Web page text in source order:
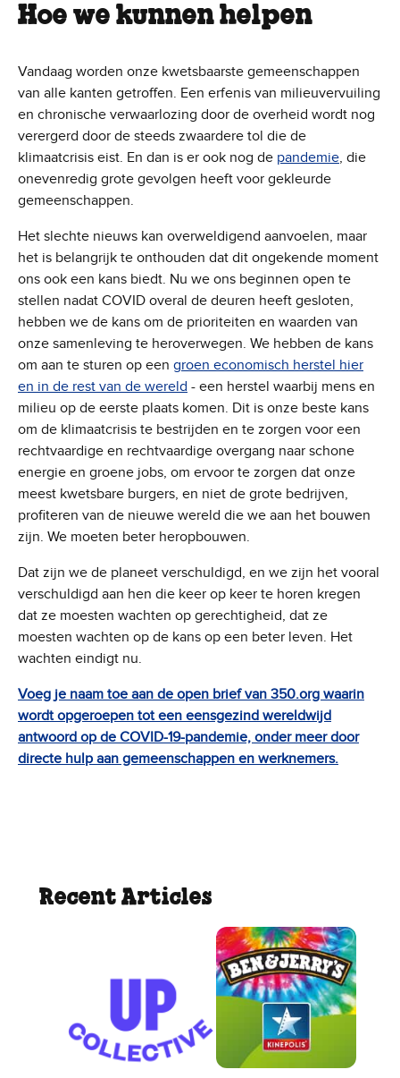
Hoe we kunnen helpen
Vandaag worden onze kwetsbaarste gemeenschappen
van alle kanten getroffen. Een erfenis van milieuvervuiling
en chronische verwaarlozing door de overheid wordt nog
verergerd door de steeds zwaardere tol die de
klimaatcrisis eist. En dan is er ook nog de pandemie, die
onevenredig grote gevolgen heeft voor gekleurde
gemeenschappen.
Het slechte nieuws kan overweldigend aanvoelen, maar
het is belangrijk te onthouden dat dit ongekende moment
ons ook een kans biedt. Nu we ons beginnen open te
stellen nadat COVID overal de deuren heeft gesloten,
hebben we de kans om de prioriteiten en waarden van
onze samenleving te heroverwegen. We hebben de kans
om aan te sturen op een groen economisch herstel hier
en in de rest van de wereld - een herstel waarbij mens en
milieu op de eerste plaats komen. Dit is onze beste kans
om de klimaatcrisis te bestrijden en te zorgen voor een
rechtvaardige en rechtvaardige overgang naar schone
energie en groene jobs, om ervoor te zorgen dat onze
meest kwetsbare burgers, en niet de grote bedrijven,
profiteren van de nieuwe wereld die we aan het bouwen
zijn. We moeten beter heropbouwen.
Dat zijn we de planeet verschuldigd, en we zijn het vooral
verschuldigd aan hen die keer op keer te horen kregen
dat ze moesten wachten op gerechtigheid, dat ze
moesten wachten op de kans op een beter leven. Het
wachten eindigt nu.
Voeg je naam toe aan de open brief van 350.org waarin
wordt opgeroepen tot een eensgezind wereldwijd
antwoord op de COVID-19-pandemie, onder meer door
directe hulp aan gemeenschappen en werknemers.
Recent Articles